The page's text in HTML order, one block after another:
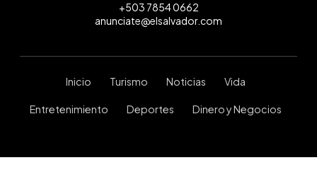
+503 7854 0662
anunciate@elsalvador.com
Inicio Turismo Noticias Vida
Entretenimiento Deportes Dinero y Negocios